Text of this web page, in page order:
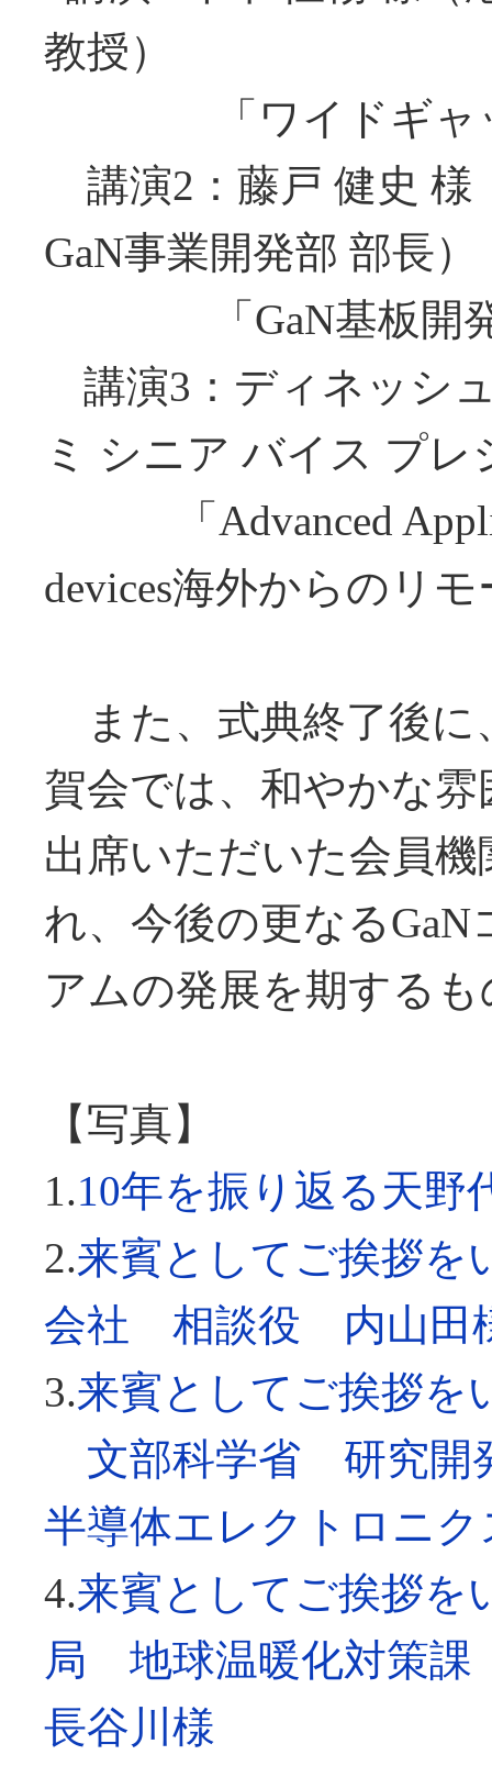
教授）
「ワイドギャッ
講演2：藤戸 健史 様
GaN事業開発部 部長）
「GaN基板
講演3：ディネッシ
ミ シニア バイス プレ
「Advanced
devices海外からの リ
また、式典終了後に
賀会では、和やかな雰
出席いただいた会員
れ、今後の更なるGaN
アムの発展を期する
【写真】
1.10年を振り返る天野
2.来賓としてご挨拶
会社 相談役 内山田
3.来賓としてご挨拶
文部科学省 研究
半導体エレクトロニ
4.来賓としてご挨拶
局 地球温暖化対策
長谷川様